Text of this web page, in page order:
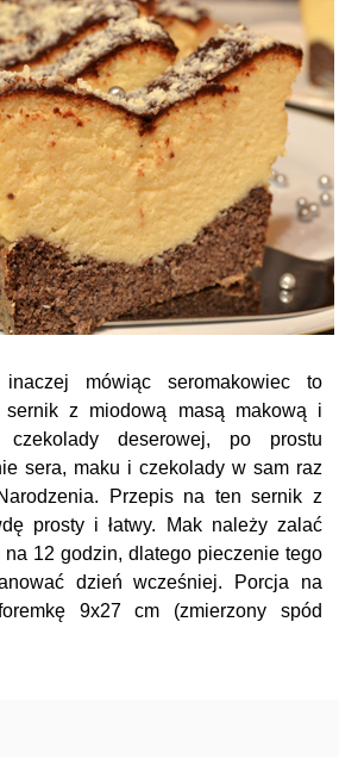
mówiąc seromakowiec to
z miodową masą makową i
deserowej, po prostu
sera, maku i czekolady w sam raz
Przepis na ten sernik z
prosty i łatwy. Mak należy zalać
12 godzin, dlatego pieczenie tego
dzień wcześniej. Porcja na
9x27 cm (zmierzony spód